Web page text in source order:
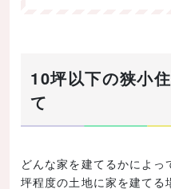
10坪以下の狭小
て
どんな家を建てるかによ
坪程度の土地に家を建て